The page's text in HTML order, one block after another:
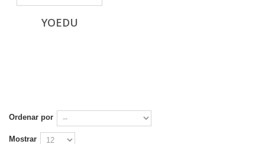
YOEDU
Ordenar por
Mostrar